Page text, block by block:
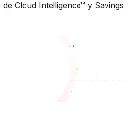
Cloud Intelligence™ y Savings